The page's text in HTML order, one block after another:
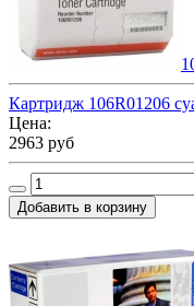
Картридж 106R01206
Цена:
2963 руб